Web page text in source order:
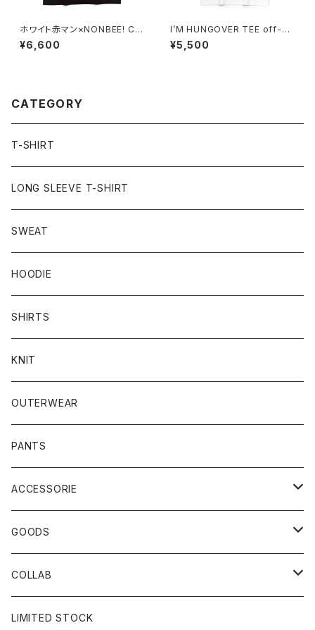
ホワイト赤マン×NONBEE! CO
LLABORATION TEE black/
white
¥6,600
I’M HUNGOVER TEE off-wh
ite/black
¥5,500
CATEGORY
T-SHIRT
LONG SLEEVE T-SHIRT
SWEAT
HOODIE
SHIRTS
KNIT
OUTERWEAR
PANTS
ACCESSORIE
CAP
BUCKET HAT
SOCKS
GOODS
STICKER
GLASS
COLLAB
×岩井ジョニ男
LIMITED STOCK